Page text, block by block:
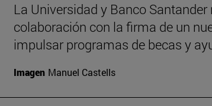
La Universidad y Banco Santander
colaboración con la firma de un
impulsar programas de becas y
Imagen Manuel Castells